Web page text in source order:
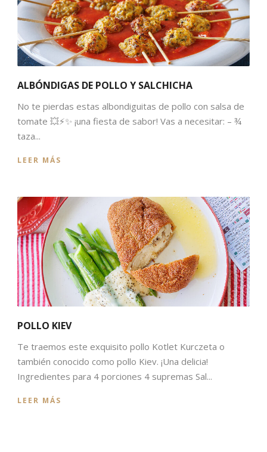
ALBÓNDIGAS DE POLLO Y SALCHICHA
No te pierdas estas albondiguitas de pollo con salsa de
tomate 💥⚡️✨ ¡una fiesta de sabor! Vas a necesitar: – ¾
taza...
LEER MÁS
POLLO KIEV
Te traemos este exquisito pollo Kotlet Kurczeta o
también conocido como pollo Kiev. ¡Una delicia!
Ingredientes para 4 porciones 4 supremas Sal...
LEER MÁS